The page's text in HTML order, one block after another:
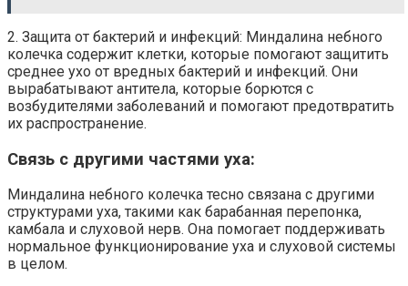
2. Защита от бактерий и инфекций: Миндалина небного
колечка содержит клетки, которые помогают защитить
среднее ухо от вредных бактерий и инфекций. Они
вырабатывают антитела, которые борются с
возбудителями заболеваний и помогают предотвратить
их распространение.
Связь с другими частями уха:
Миндалина небного колечка тесно связана с другими
структурами уха, такими как барабанная перепонка,
камбала и слуховой нерв. Она помогает поддерживать
нормальное функционирование уха и слуховой системы
в целом.